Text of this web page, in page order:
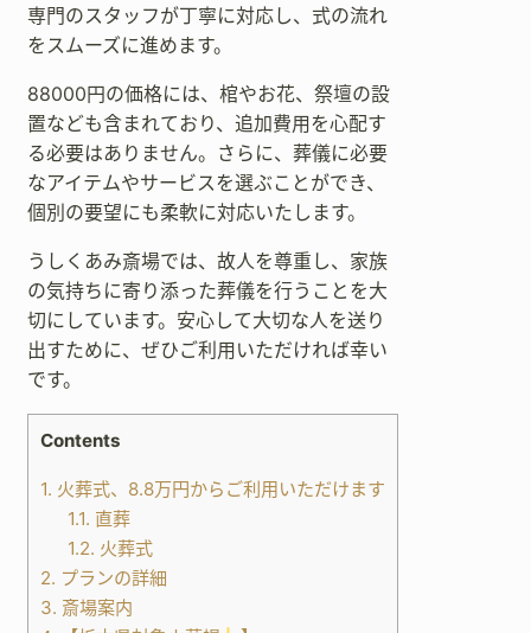
専門のスタッフが丁寧に対応し、式の流れ
をスムーズに進めます。
88000円の価格には、棺やお花、祭壇の設
置なども含まれており、追加費用を心配す
る必要はありません。さらに、葬儀に必要
なアイテムやサービスを選ぶことができ、
個別の要望にも柔軟に対応いたします。
うしくあみ斎場では、故人を尊重し、家族
の気持ちに寄り添った葬儀を行うことを大
切にしています。安心して大切な人を送り
出すために、ぜひご利用いただければ幸い
です。
Contents
1. 火葬式、8.8万円からご利用いただけます
1.1. 直葬
1.2. 火葬式
2. プランの詳細
3. 斎場案内